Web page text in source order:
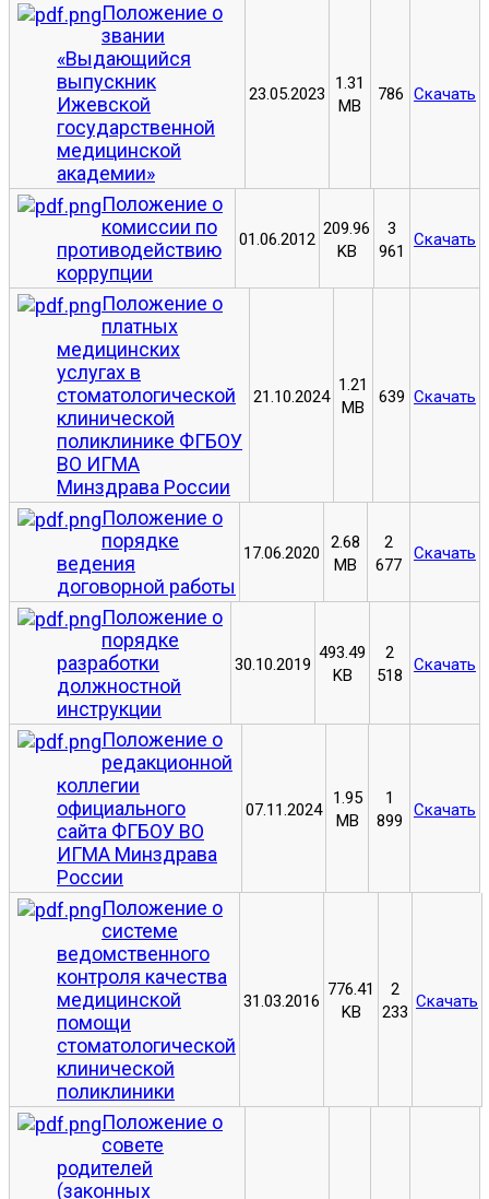
Положение о
звании
«Выдающийся
выпускник
Ижевской
государственной
медицинской
академии»
23.05.2023
1.31
MB
786 Скачать
Положение о
комиссии по
противодействию
коррупции
01.06.2012
209.96
KB
3
961
Скачать
Положение о
платных
медицинских
услугах в
стоматологической
клинической
поликлинике ФГБОУ
ВО ИГМА
Минздрава России
21.10.2024
1.21
MB
639 Скачать
Положение о
порядке
ведения
договорной работы
17.06.2020
2.68
MB
2
677
Скачать
Положение о
порядке
разработки
должностной
инструкции
30.10.2019
493.49
KB
2
518
Скачать
Положение о
редакционной
коллегии
официального
сайта ФГБОУ ВО
ИГМА Минздрава
России
07.11.2024
1.95
MB
1
899
Скачать
Положение о
системе
ведомственного
контроля качества
медицинской
помощи
стоматологической
клинической
поликлиники
31.03.2016
776.41
KB
2
233
Скачать
Положение о
совете
родителей
(законных